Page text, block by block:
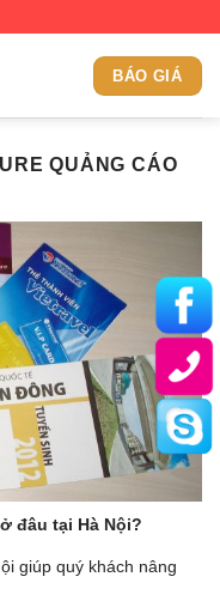
BÁO GIÁ
QUẢNG CÁO
đâu tại Hà Nội?
giúp quý khách nâng